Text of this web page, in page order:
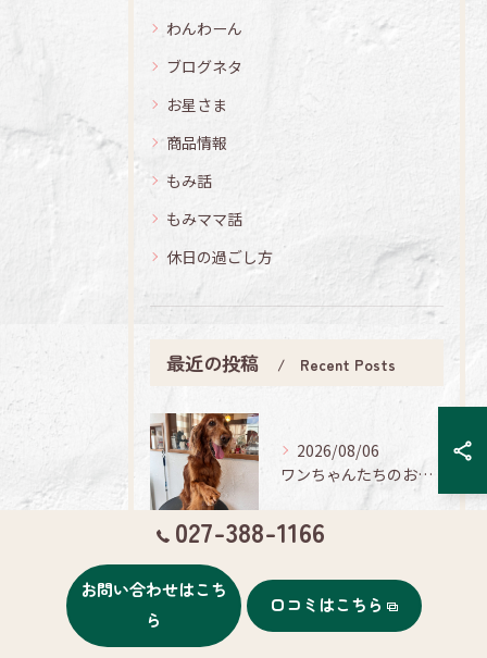
わんわーん
ブログネタ
お星さま
商品情報
もみ話
もみママ話
休日の過ごし方
最近の投稿 Recent Posts
2026/08/06
ワンちゃんたちのお手入れ日記🐶✨
ワンちゃんたちのお手入れ日記🐶✨
027-388-1166
お問い合わせはこち
ら
口コミはこちら